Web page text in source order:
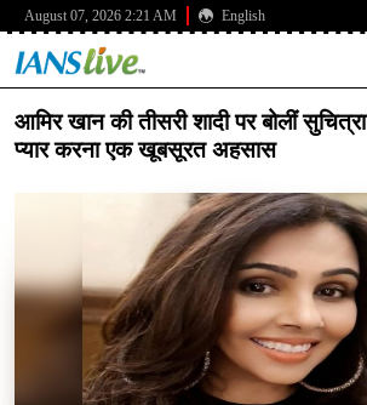
August 07, 2026 2:21 AM English
आमिर खान की तीसरी शादी पर बोलीं
प्यार करना एक खूबसूरत अहसास